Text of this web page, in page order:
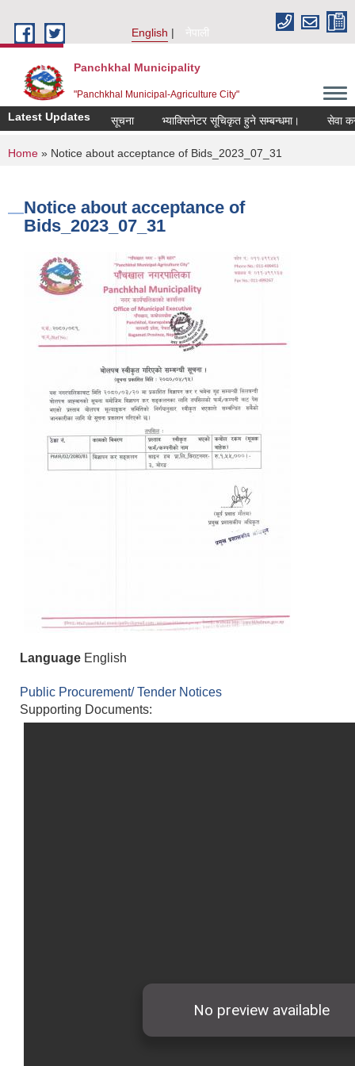
English
नेपाली
Panchkhal Municipality
"Panchkhal Municipal-Agriculture City"
Latest Updates सूचना भ्याक्सिनेटर सूचिकृत हुने सम्बन्धमा। सेवा
You are here
Home » Notice about acceptance of Bids_2023_07_31
Notice about acceptance of
Bids_2023_07_31
Language English
Public Procurement/ Tender Notices
Supporting Documents: